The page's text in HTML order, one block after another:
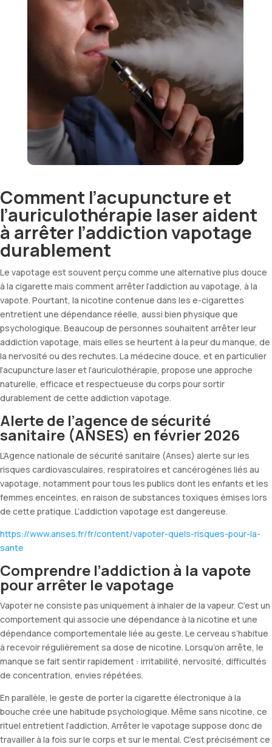
Comment l’acupuncture et
l’auriculothérapie laser aident
à arrêter l’addiction vapotage
durablement
Le vapotage est souvent perçu comme une alternative plus douce
à la cigarette mais comment arrêter l’addiction au vapotage, à la
vapote. Pourtant, la nicotine contenue dans les e-cigarettes
entretient une dépendance réelle, aussi bien physique que
psychologique. Beaucoup de personnes souhaitent arrêter leur
addiction vapotage, mais elles se heurtent à la peur du manque, de
la nervosité ou des rechutes. La médecine douce, et en particulier
l’acupuncture laser et l’auriculothérapie, propose une approche
naturelle, efficace et respectueuse du corps pour sortir
durablement de cette addiction vapotage.
Alerte de l’agence de sécurité
sanitaire (ANSES) en février 2026
L’Agence nationale de sécurité sanitaire (Anses) alerte sur les
risques cardiovasculaires, respiratoires et cancérogènes liés au
vapotage, notamment pour tous les publics dont les enfants et les
femmes enceintes, en raison de substances toxiques émises lors
de cette pratique. L’addiction vapotage est dangereuse.
https://www.anses.fr/fr/content/vapoter-quels-risques-pour-la-
sante
Comprendre l’addiction à la vapote
pour arrêter le vapotage
Vapoter ne consiste pas uniquement à inhaler de la vapeur. C’est un
comportement qui associe une dépendance à la nicotine et une
dépendance comportementale liée au geste. Le cerveau s’habitue
à recevoir régulièrement sa dose de nicotine. Lorsqu’on arrête, le
manque se fait sentir rapidement : irritabilité, nervosité, difficultés
de concentration, envies répétées.
En parallèle, le geste de porter la cigarette électronique à la
bouche crée une habitude psychologique. Même sans nicotine, ce
rituel entretient l’addiction. Arrêter le vapotage suppose donc de
travailler à la fois sur le corps et sur le mental. C’est précisément ce